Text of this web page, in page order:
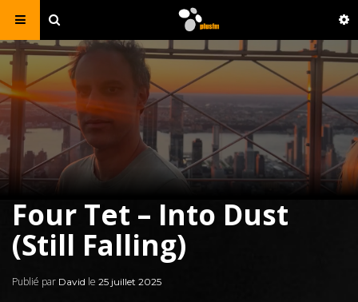
Four Tet – Into Dust
(Still Falling)
Publié par David le 25 juillet 2025